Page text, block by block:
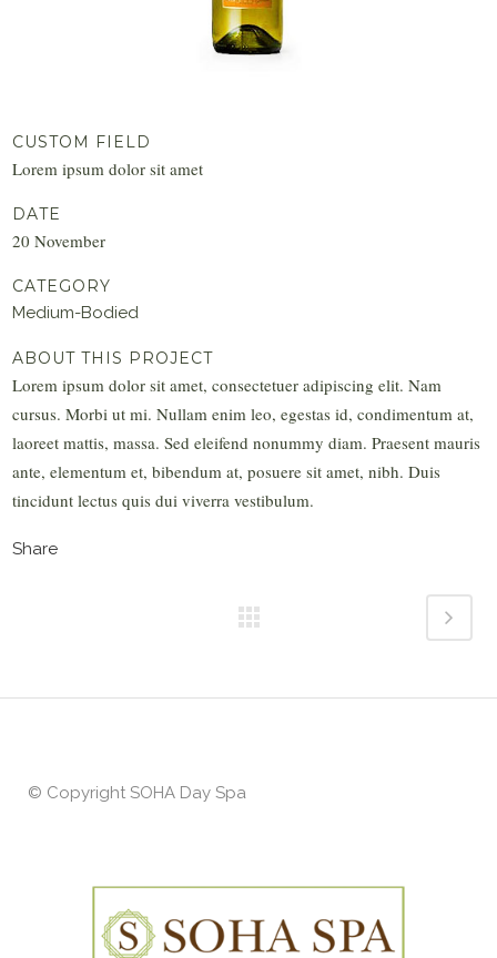
CUSTOM FIELD
Lorem ipsum dolor sit amet
DATE
20 November
CATEGORY
Medium-Bodied
ABOUT THIS PROJECT
Lorem ipsum dolor sit amet, consectetuer adipiscing elit. Nam
cursus. Morbi ut mi. Nullam enim leo, egestas id, condimentum at,
laoreet mattis, massa. Sed eleifend nonummy diam. Praesent mauris
ante, elementum et, bibendum at, posuere sit amet, nibh. Duis
tincidunt lectus quis dui viverra vestibulum.
Share
© Copyright SOHA Day Spa